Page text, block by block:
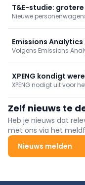
vandaag al kunnen
T&E-studie:
parkeercapaciteit
Nieuwe
openbare weg kunnen
Emissions
Volgens Emissions
voor hybrides,
XPENG kondigt
Event in München
XPENG nodigt uit voor
auto’s en robots.
Zelf nieuws te
Heb je nieuws dat
met ons via het
Nieuws melden